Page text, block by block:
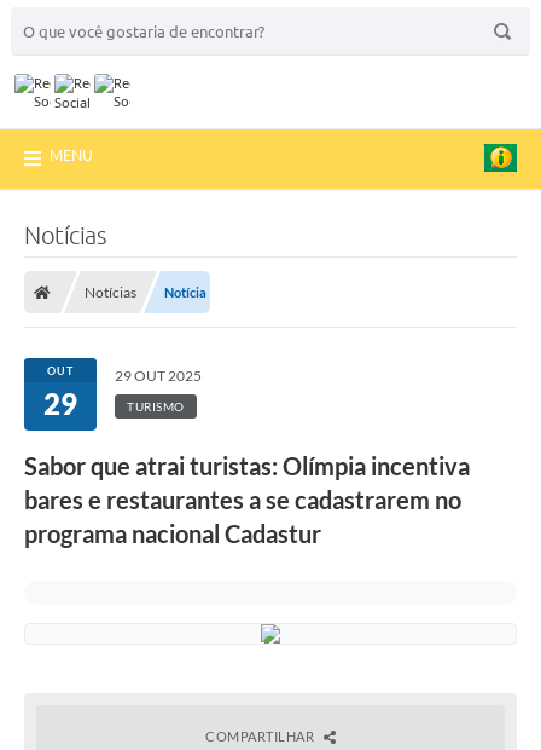
MENU
Notícias
Notícias Notícia
OUT
29
29 OUT 2025
TURISMO
Sabor que atrai turistas: Olímpia incentiva
bares e restaurantes a se cadastrarem no
programa nacional Cadastur
COMPARTILHAR